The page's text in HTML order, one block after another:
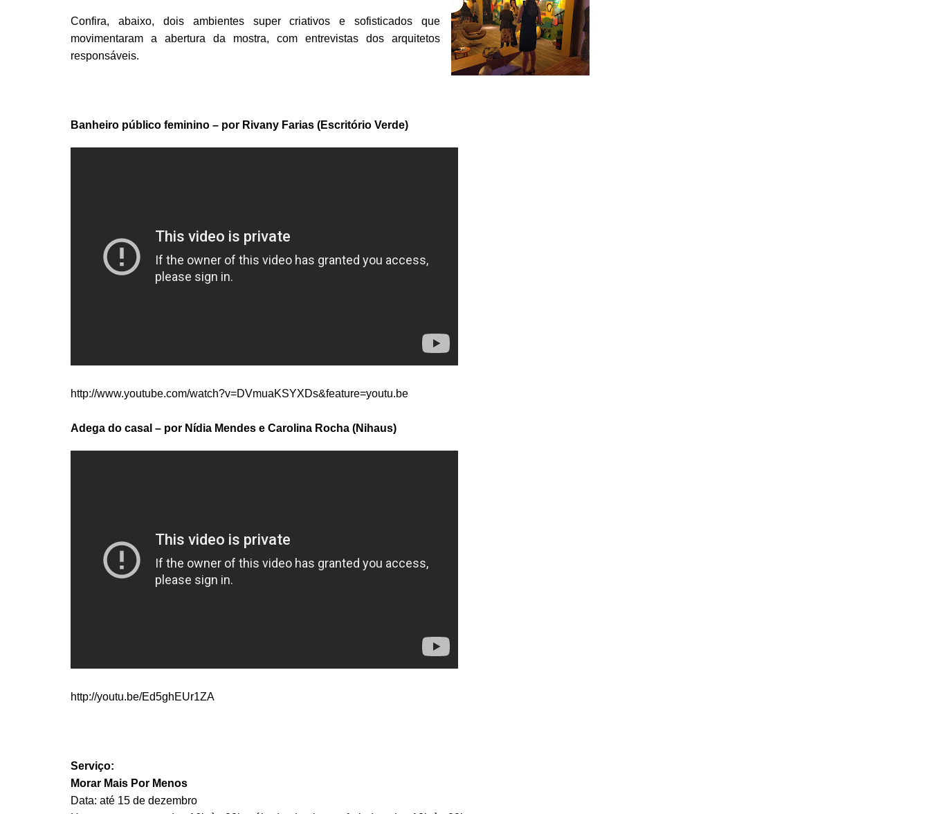
Confira, abaixo, dois ambientes super criativos e sofisticados que
movimentaram a abertura da mostra, com entrevistas dos arquitetos
responsáveis.
Banheiro público feminino – por Rivany Farias (Escritório Verde)
http://www.youtube.com/watch?v=DVmuaKSYXDs&feature=youtu.be
Adega do casal – por Nídia Mendes e Carolina Rocha (Nihaus)
http://youtu.be/Ed5ghEUr1ZA
Serviço:
Morar Mais Por Menos
Data: até 15 de dezembro